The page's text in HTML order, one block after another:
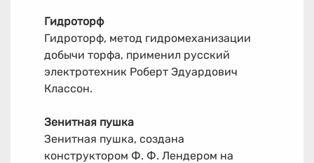
Гидроторф
Гидроторф, метод гидромеханизации
добычи торфа, применил русский
электротехник Роберт Эдуардович
Классон.
Зенитная пушка
Зенитная пушка, создана
конструктором Ф. Ф. Лендером на